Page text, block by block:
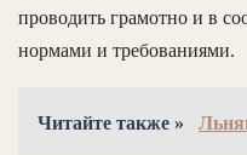
проводить грамотно и в
нормами и требованиями.
Читайте также »